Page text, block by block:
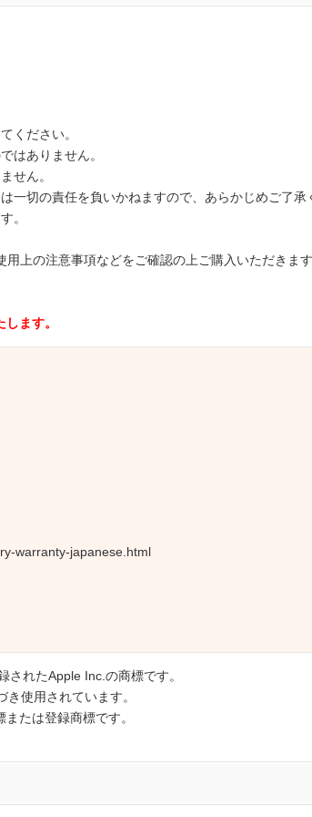
ください。
はありません。
せん。
切の責任を負いかねますので、あらかじめご了承
。
上の注意事項などをご確認の上ご購入いただきます
ます。
warranty-japanese.html
れたApple Inc.の商標です。
使用されています。
たは登録商標です。